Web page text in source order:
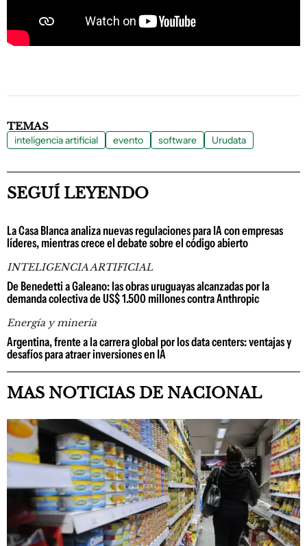
TEMAS
inteligencia artificial evento software Urudata
SEGUÍ LEYENDO
La Casa Blanca analiza nuevas regulaciones para IA con empresas
líderes, mientras crece el debate sobre el código abierto
INTELIGENCIA ARTIFICIAL
De Benedetti a Galeano: las obras uruguayas alcanzadas por la
demanda colectiva de US$ 1.500 millones contra Anthropic
Energía y minería
Argentina, frente a la carrera global por los data centers: ventajas y
desafíos para atraer inversiones en IA
MAS NOTICIAS DE NACIONAL